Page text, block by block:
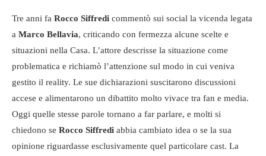
Tre anni fa Rocco Siffredi commentò sui social la vicenda legata
a Marco Bellavia, criticando con fermezza alcune scelte e
situazioni nella Casa. L’attore descrisse la situazione come
problematica e richiamò l’attenzione sul modo in cui veniva
gestito il reality. Le sue dichiarazioni suscitarono discussioni
accese e alimentarono un dibattito molto vivace tra fan e media.
Oggi quelle stesse parole tornano a far parlare, e molti si
chiedono se Rocco Siffredi abbia cambiato idea o se la sua
opinione riguardasse esclusivamente quel particolare cast. La